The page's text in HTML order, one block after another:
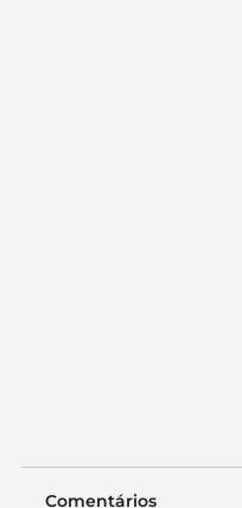
Comentários